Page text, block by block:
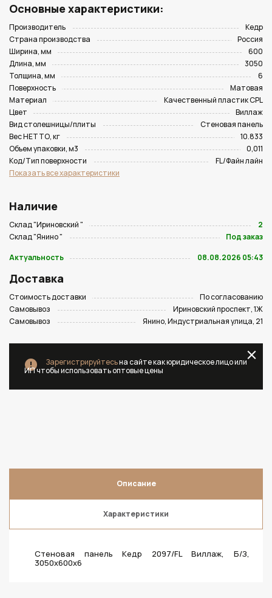
Основные характеристики:
Производитель
Кедр
Страна производства
Россия
Ширина, мм
600
Длина, мм
3050
Толщина, мм
6
Поверхность
Матовая
Материал
Качественный пластик CPL
Цвет
Виллаж
Вид столешницы/плиты
Стеновая панель
Вес НЕТТО, кг
10.833
Объем упаковки, м3
0,011
Код/Тип поверхности
FL/Файн лайн
Показать все характеристики
Наличие
Склад "Ириновский "
2
Склад "Янино "
Под заказ
Актуальность
08.08.2026 05:43
Доставка
Стоимость доставки
По согласованию
Самовывоз
Ириновский проспект, 1Ж
Самовывоз
Янино, Индустриальная улица, 21
Зарегистрируйтесьна сайте как юридическое лицо или
ИП чтобы использовать оптовые цены
Описание
Характеристики
Стеновая панель Кедр 2097/FL Виллаж, Б/З,
3050х600х6